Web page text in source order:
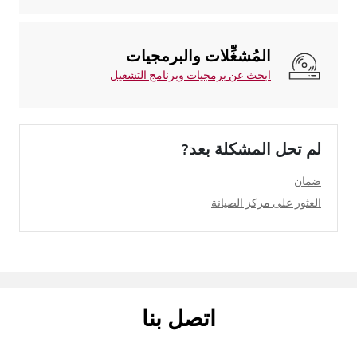
المُشغِّلات والبرمجيات
ابحث عن برمجيات وبرنامج التشغيل
لم تحل المشكلة بعد?
ضمان
العثور على مركز الصيانة
اتصل بنا